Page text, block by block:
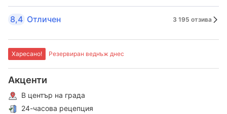
8,4 Отличен 3 195 отзива
Харесано! Резервиран веднъж днес
Акценти
В център на града
24-часова рецепция